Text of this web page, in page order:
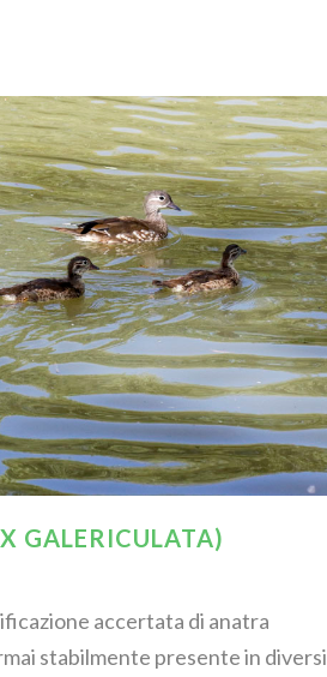
GALERICULATA)
accertata di anatra
stabilmente presente in diversi